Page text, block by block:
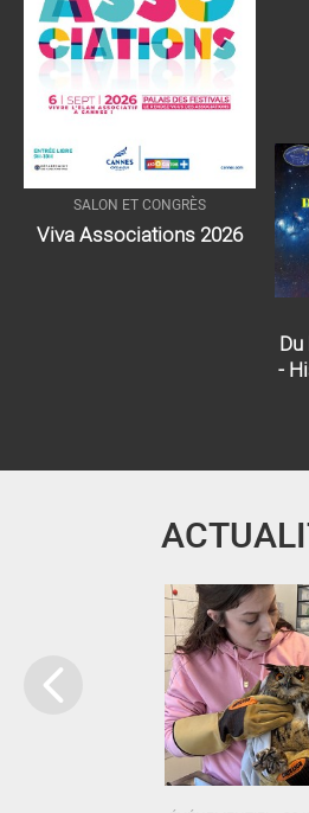
SALON ET CONGRÈS
Viva Associations 2026
-